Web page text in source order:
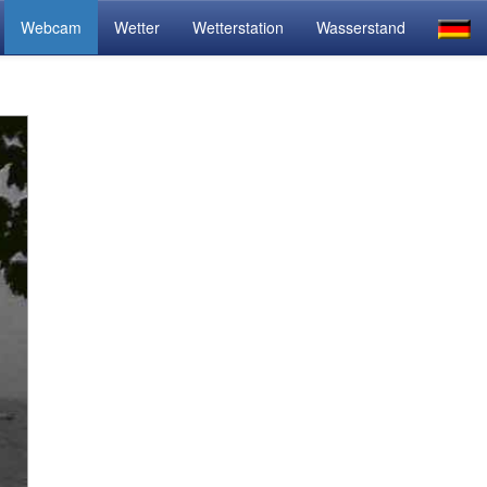
Webcam Wetter Wetterstation Wasserstand